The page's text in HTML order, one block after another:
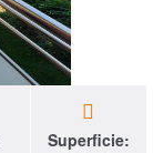
Superficie: